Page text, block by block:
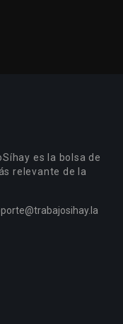
es la bolsa de
relevante de la